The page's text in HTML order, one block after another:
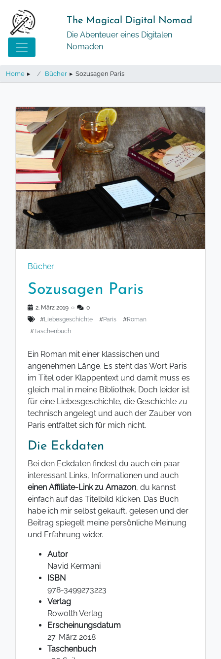
zum
Inhalt
The Magical Digital Nomad
Die Abenteuer eines Digitalen
Nomaden
Home ▸ Bücher ▸ Sozusagen Paris
Bücher
Sozusagen Paris
2. März 2019 ◌
0
#Liebesgeschichte #Paris #Roman
#Taschenbuch
Ein Roman mit einer klassischen und
angenehmen Länge. Es steht das Wort Paris
im Titel oder Klappentext und damit muss es
gleich mal in meine Bibliothek. Doch leider ist
für eine Liebesgeschichte, die Geschichte zu
technisch angelegt und auch der Zauber von
Paris entfaltet sich für mich nicht.
Die Eckdaten
Bei den Eckdaten findest du auch ein paar
interessant Links, Informationen und auch
einen Affiliate-Link zu Amazon, du kannst
einfach auf das Titelbild klicken. Das Buch
habe ich mir selbst gekauft, gelesen und der
Beitrag spiegelt meine persönliche Meinung
und Erfahrung wider.
Autor
Navid Kermani
ISBN
978-3499273223
Verlag
Rowolth Verlag
Erscheinungsdatum
27. März 2018
Taschenbuch